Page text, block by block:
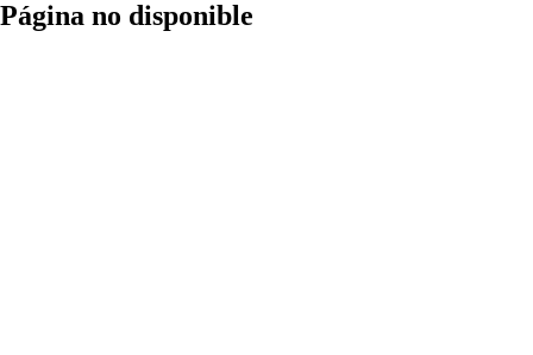
Página no disponible